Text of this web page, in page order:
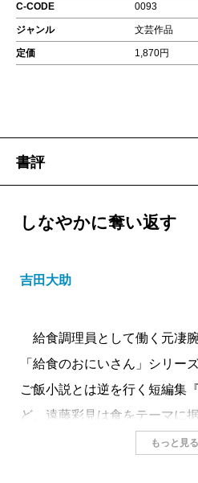
C-CODE 0093
ジャンル 文芸作品
定価 1,870円
書評
しなやかに奪い返す
吉田大助
給食調理員として働く元凄
「給食のおにいさん」シリー
ご飯小説とは逆を行く短編集
ど、遠藤彩見は食をテーマに
る。全五編＋α収録の最新刊
もっと見る